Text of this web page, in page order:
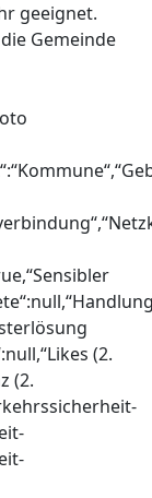
geeignet.
Gemeinde
(2.
(2.